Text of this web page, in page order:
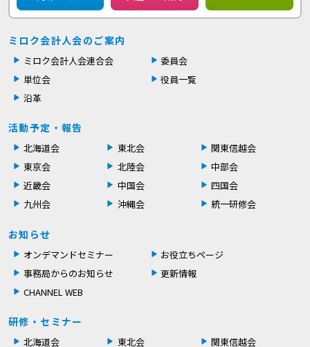
ミロク会計人会のご案内
ミロク会計人会連合会
委員会
単位会
役員一覧
沿革
活動予定・報告
北海道会 東北会
関東信越会
東京会
北陸会
中部会
近畿会
中国会
四国会
九州会
沖縄会 統一研修会
お知らせ
オンデマンドセミナー
お役立ちページ
事務局からのお知らせ
更新情報
CHANNEL WEB
研修・セミナー
北海道会 東北会
関東信越会